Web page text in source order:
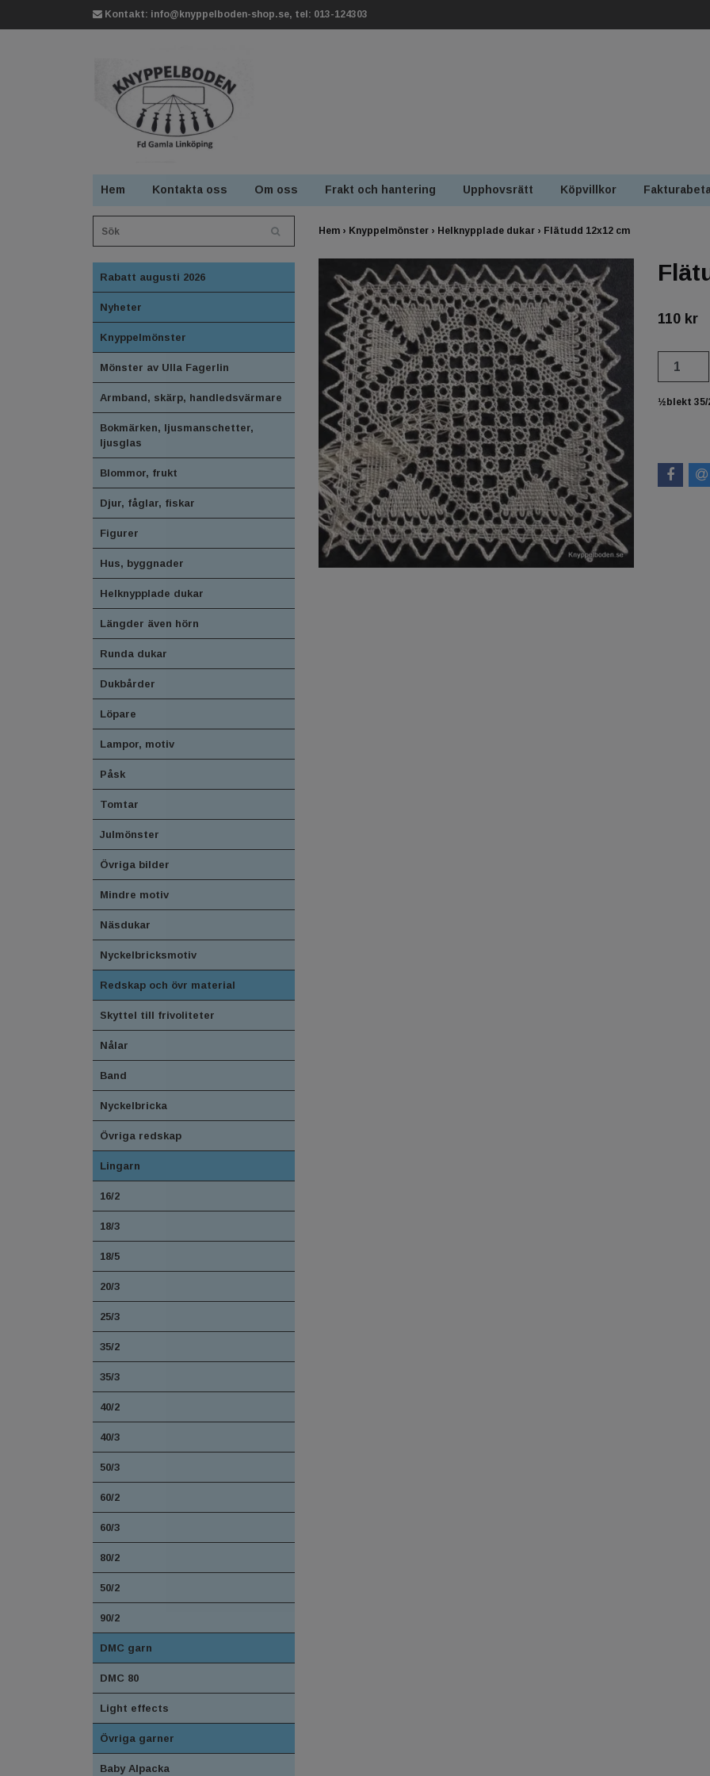
Kontakt: info@knyppelboden-shop.se, tel: 013-124303
Hem Kontakta oss Om oss Frakt och hantering Upphovsrätt Köpvillkor
Rabatt augusti 2026
Nyheter
Knyppelmönster
Mönster av Ulla Fagerlin
Armband, skärp, handledsvärmare
Bokmärken, ljusmanschetter,
ljusglas
Blommor, frukt
Djur, fåglar, fiskar
Figurer
Hus, byggnader
Helknypplade dukar
Längder även hörn
Runda dukar
Dukbårder
Löpare
Lampor, motiv
Påsk
Tomtar
Julmönster
Övriga bilder
Mindre motiv
Näsdukar
Nyckelbricksmotiv
Redskap och övr material
Skyttel till frivoliteter
Nålar
Band
Nyckelbricka
Övriga redskap
Lingarn
16/2
18/3
18/5
20/3
25/3
35/2
35/3
40/2
40/3
50/3
60/2
60/3
80/2
50/2
90/2
DMC garn
DMC 80
Light effects
Övriga garner
Baby Alpacka
Hem › Knyppelmönster › Helknypplade dukar › Flätudd 12x12 cm
110 kr
½blekt 35/